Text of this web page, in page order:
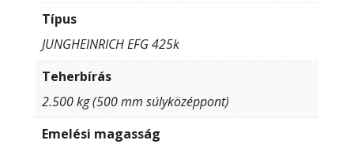
Típus
JUNGHEINRICH EFG 425k
Teherbírás
2.500 kg (500 mm súlyközéppont)
Emelési magasság